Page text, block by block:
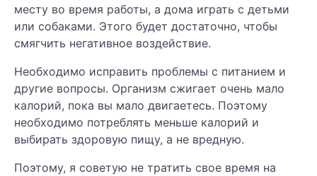
месту во время работы, а дома играть с детьми
или собаками. Этого будет достаточно, чтобы
смягчить негативное воздействие.
Необходимо исправить проблемы с питанием и
другие вопросы. Организм сжигает очень мало
калорий, пока вы мало двигаетесь. Поэтому
необходимо потреблять меньше калорий и
выбирать здоровую пищу, а не вредную.
Поэтому, я советую не тратить свое время на